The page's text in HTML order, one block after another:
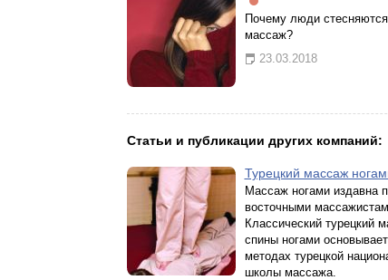
Почему люди
массаж?
23.03.2018
Статьи и публикации других компаний:
Турецкий массаж
Массаж ногами издавна
восточными
Классический турецкий
спины ногами
методах турецкой
школы массажа.